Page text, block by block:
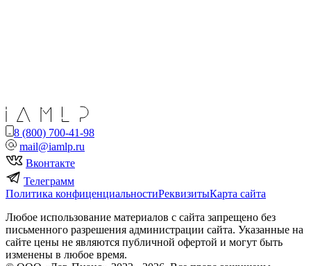
8 (800) 700-41-98
mail@iamlp.ru
Вконтакте
Телеграмм
Политика конфиценциальностиРеквизитыКарта сайта
Любое использование материалов с сайта запрещено без
письменного разрешения администрации сайта. Указанные на
сайте цены не являются публичной офертой и могут быть
изменены в любое время.